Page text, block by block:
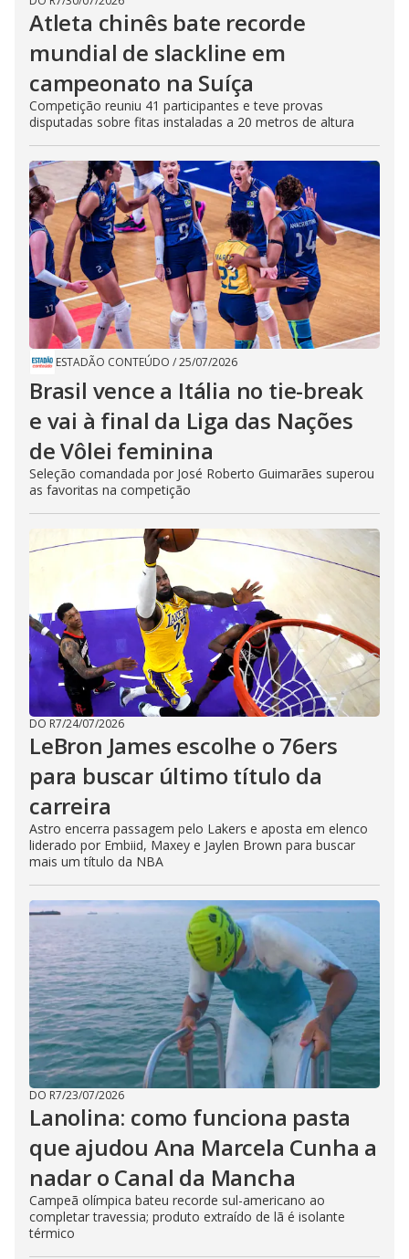
Atleta chinês bate recorde
mundial de slackline em
campeonato na Suíça
Competição reuniu 41 participantes e teve provas
disputadas sobre fitas instaladas a 20 metros de altura
ESTADÃO CONTEÚDO /25/07/2026
Brasil vence a Itália no tie-break
e vai à final da Liga das Nações
de Vôlei feminina
Seleção comandada por José Roberto Guimarães superou
as favoritas na competição
DO R7/24/07/2026
LeBron James escolhe o 76ers
para buscar último título da
carreira
Astro encerra passagem pelo Lakers e aposta em elenco
liderado por Embiid, Maxey e Jaylen Brown para buscar
mais um título da NBA
DO R7/23/07/2026
Lanolina: como funciona pasta
que ajudou Ana Marcela Cunha a
nadar o Canal da Mancha
Campeã olímpica bateu recorde sul-americano ao
completar travessia; produto extraído de lã é isolante
térmico